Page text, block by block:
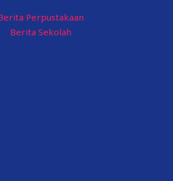
Perpustakaan
Berita Sekolah